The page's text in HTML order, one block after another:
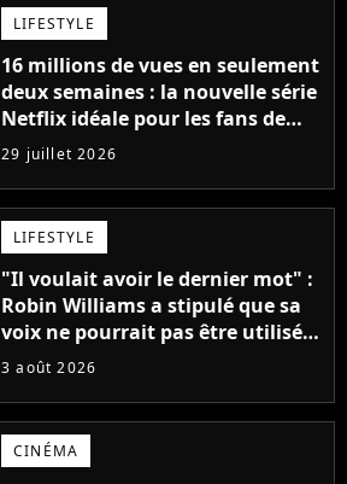
LIFESTYLE
16 millions de vues en seulement
deux semaines : la nouvelle série
Netflix idéale pour les fans de
Yellowstone
29 juillet 2026
LIFESTYLE
"Il voulait avoir le dernier mot" :
Robin Williams a stipulé que sa
voix ne pourrait pas être utilisée
avant 2039, pourtant Disney
inédits
3 août 2026
CINÉMA